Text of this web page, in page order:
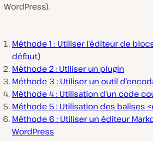
WordPress).
Méthode 1 : Utiliser l’éditeur de
défaut)
Méthode 2 : Utiliser un plugin
Méthode 3 : Utiliser un outil
Méthode 4 : Utilisation d’un code
Méthode 5 : Utilisation des balises
Méthode 6 : Utiliser un éditeur
WordPress